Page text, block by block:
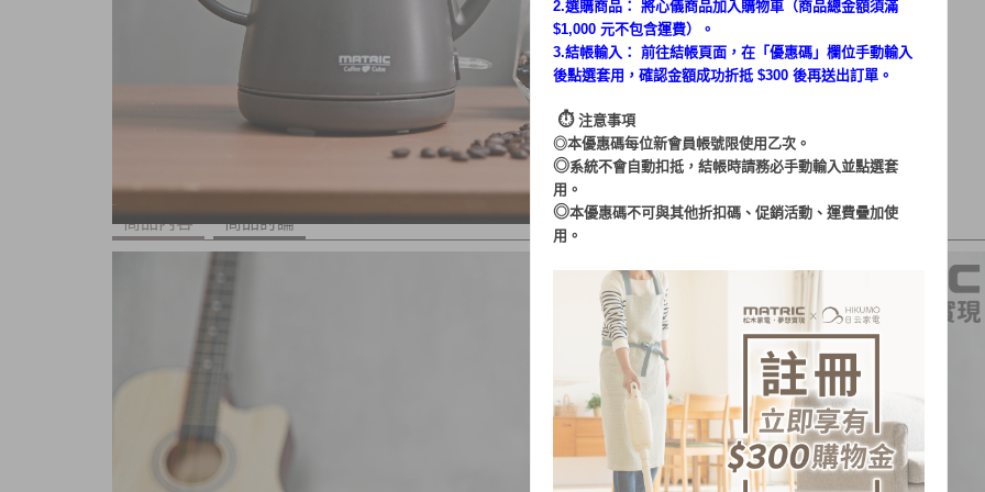
商品內容 商品討論
2.選購商品： 將心儀商品加入購物車（商品總金額須滿
$1,000 元不包含運費）。
3.結帳輸入： 前往結帳頁面，在「 優惠碼 」欄位手動輸入
後點選套用，確認金額成功折抵 $300 後再送出訂單。
⏱︎ 注意事項
◎本優惠碼每位新會員帳號限使用乙次。
◎系統不會自動扣抵，結帳時請務必手動輸入並點選套
用。
◎本優惠碼不可與其他折扣碼、促銷活動、運費疊加使
用。